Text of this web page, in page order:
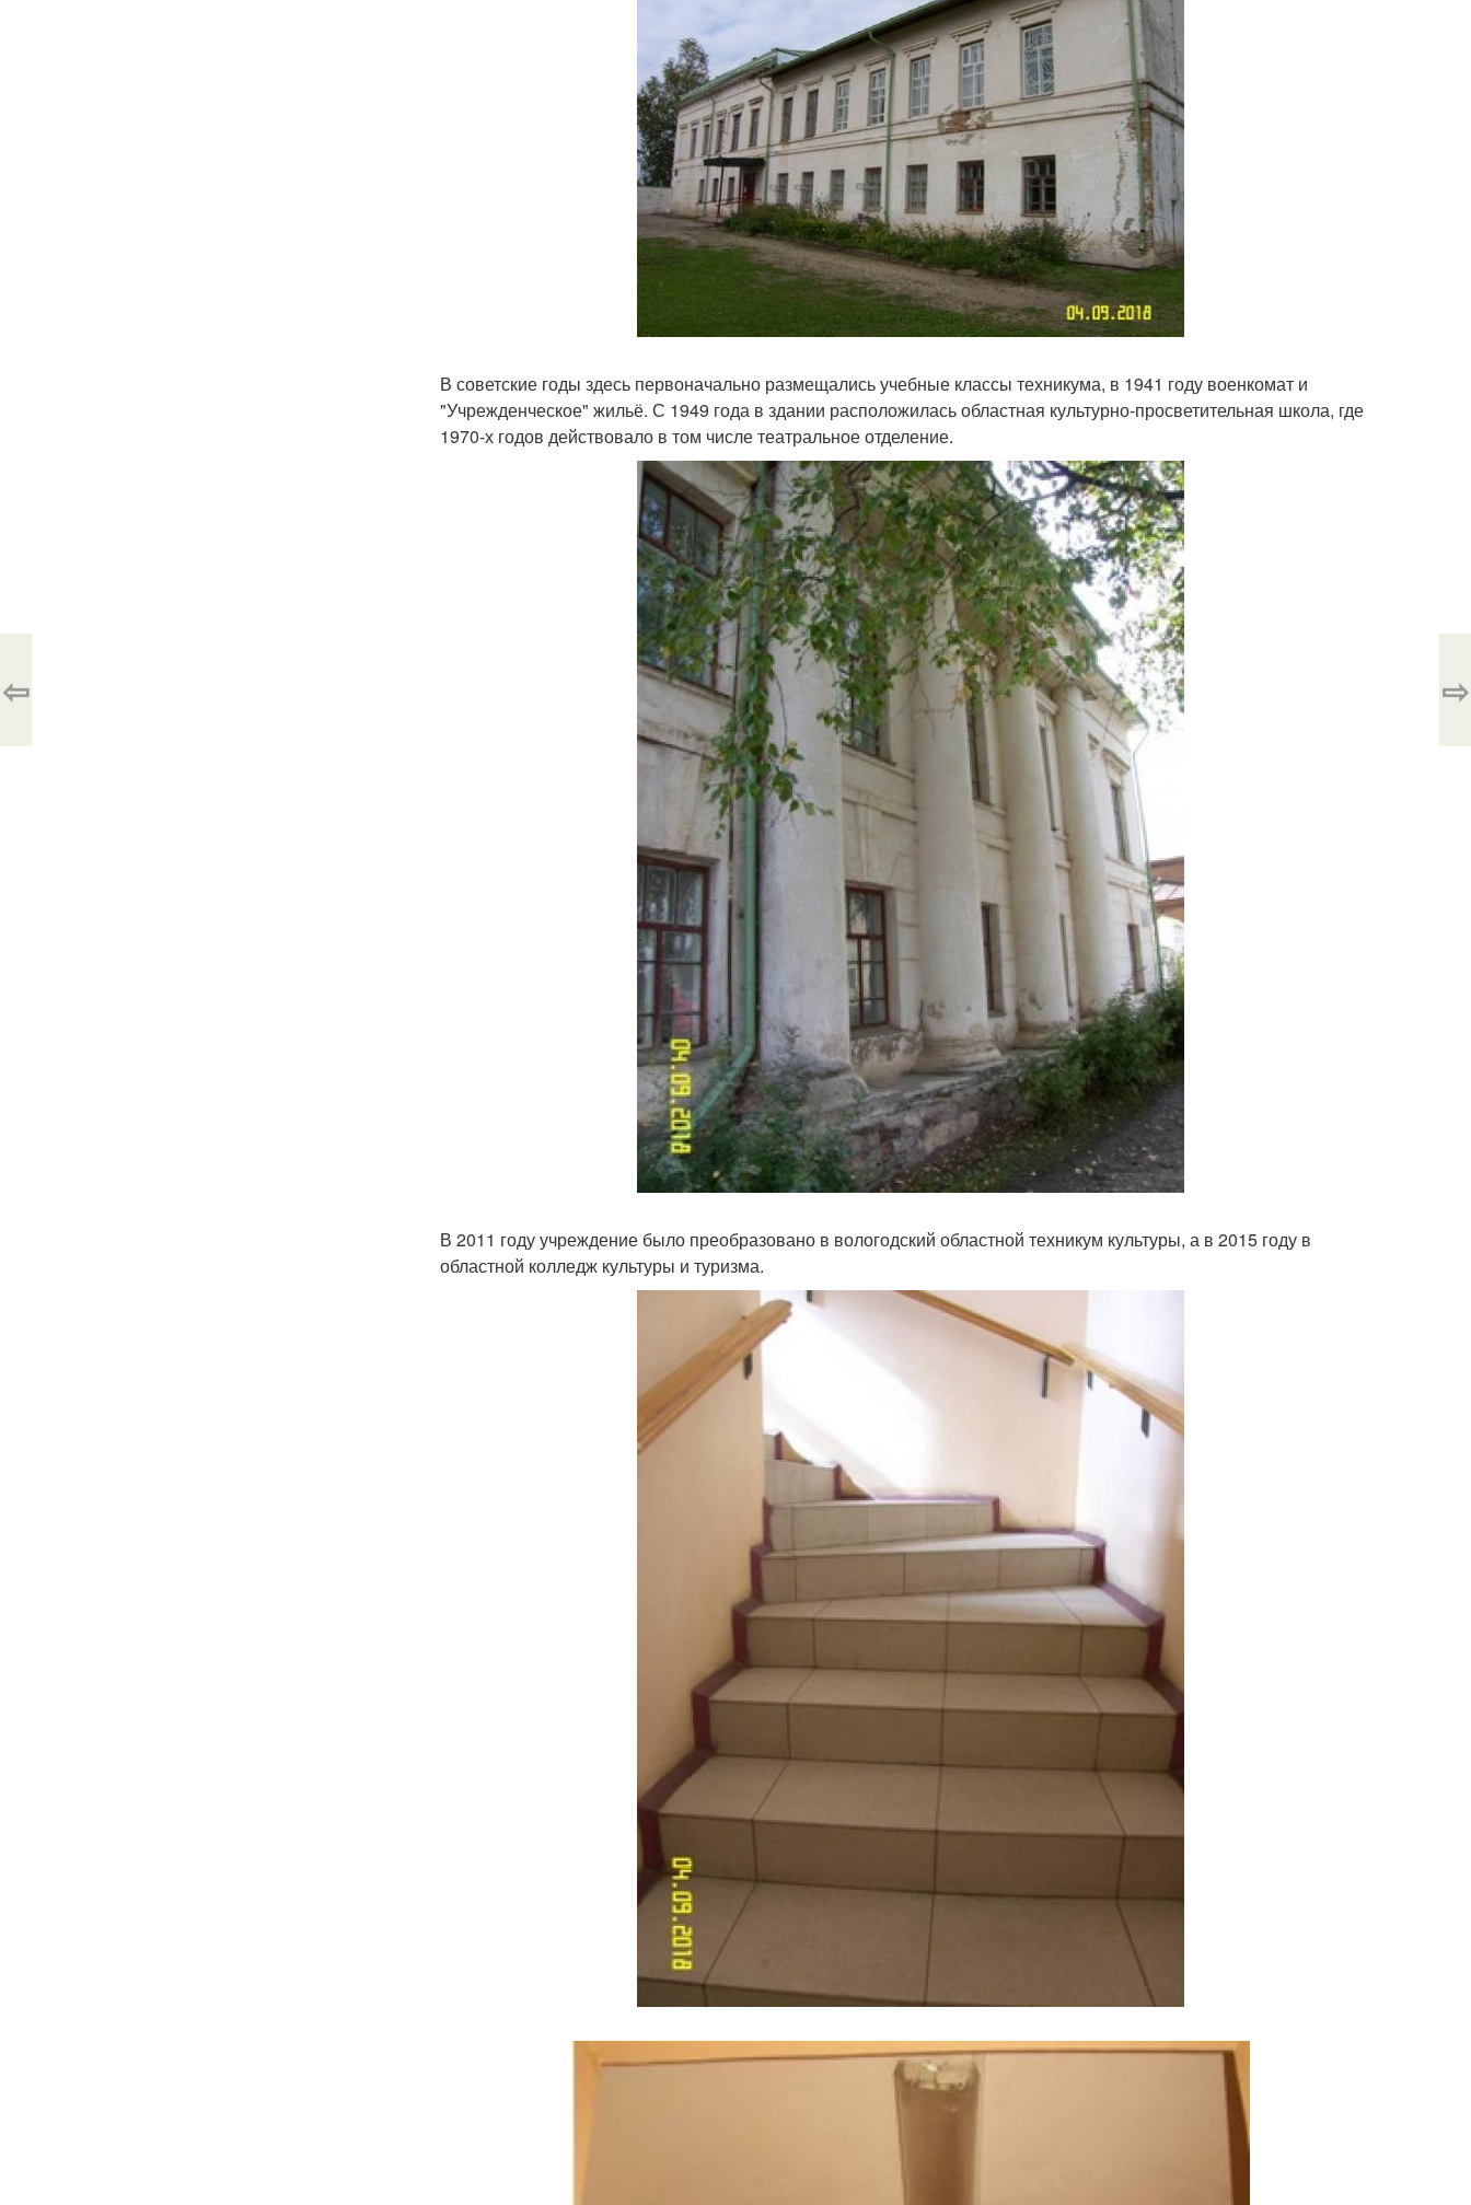
В советские годы здесь первоначально размещались учебные классы техникума, в 1941 году военкомат и
"Учрежденческое" жильё. С 1949 года в здании расположилась областная культурно-просветительная школа, где
1970-х годов действовало в том числе театральное отделение.
В 2011 году учреждение было преобразовано в вологодский областной техникум культуры, а в 2015 году в
областной колледж культуры и туризма.
⇦ ⇨